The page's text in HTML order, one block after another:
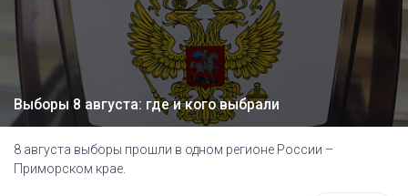
Выборы 8 августа: где и кого выбрали
8 августа выборы прошли в одном регионе России –
Приморском крае.